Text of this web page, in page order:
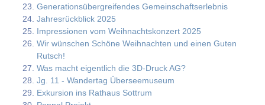
Generationsübergreifendes Gemeinschaftserlebnis
Jahresrückblick 2025
Impressionen vom Weihnachtskonzert 2025
Wir wünschen Schöne Weihnachten und einen Guten
Rutsch!
Was macht eigentlich die 3D-Druck AG?
Jg. 11 - Wandertag Überseemuseum
Exkursion ins Rathaus Sottrum